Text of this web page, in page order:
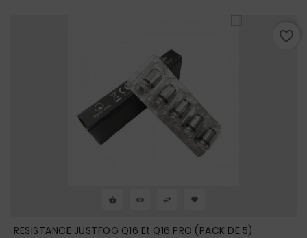
RESISTANCE JUSTFOG Q16 Et Q16 PRO (PACK DE 5)
favorite_border